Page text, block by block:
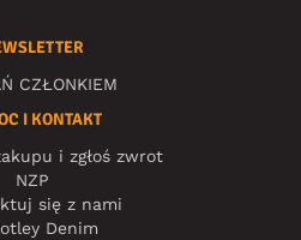
CZŁONKIEM
I KONTAKT
i zgłoś zwrot
NZP
się z nami
Denim